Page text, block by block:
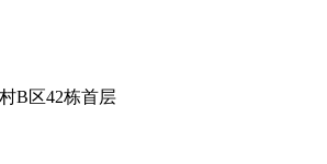
B区42栋首层